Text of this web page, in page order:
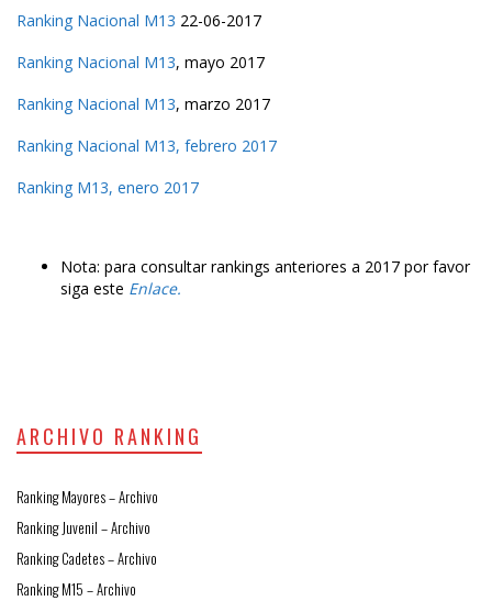
Ranking Nacional M13 22-06-2017
Ranking Nacional M13, mayo 2017
Ranking Nacional M13, marzo 2017
Ranking Nacional M13, febrero 2017
Ranking M13, enero 2017
Nota: para consultar rankings anteriores a 2017 por favor
siga este Enlace.
ARCHIVO RANKING
Ranking Mayores – Archivo
Ranking Juvenil – Archivo
Ranking Cadetes – Archivo
Ranking M15 – Archivo